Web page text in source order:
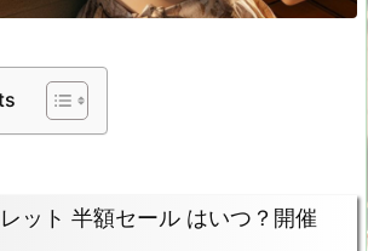
ット 半額セール はいつ？開催